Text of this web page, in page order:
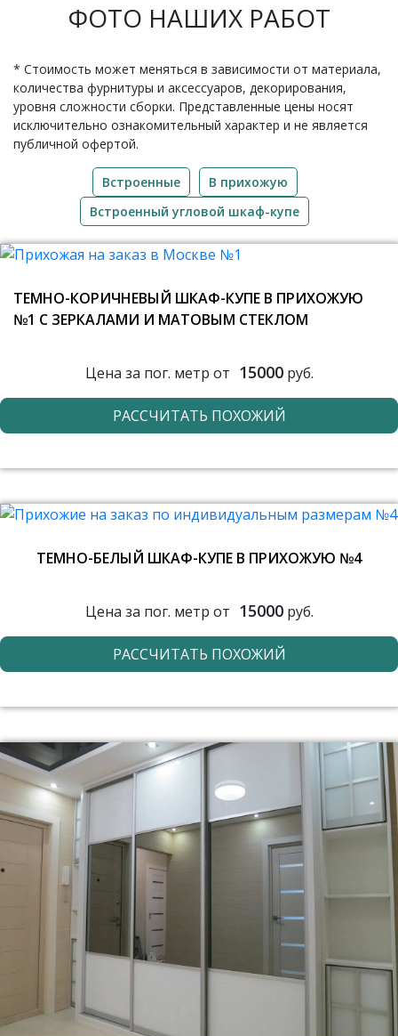
ФОТО НАШИХ РАБОТ
* Стоимость может меняться в зависимости от материала,
количества фурнитуры и аксессуаров, декорирования,
уровня сложности сборки. Представленные цены носят
исключительно ознакомительный характер и не является
публичной офертой.
Встроенные
В прихожую
Встроенный угловой шкаф-купе
ТЕМНО-КОРИЧНЕВЫЙ ШКАФ-КУПЕ В ПРИХОЖУЮ
№1 С ЗЕРКАЛАМИ И МАТОВЫМ СТЕКЛОМ
Цена за пог. метр от 15000руб.
РАССЧИТАТЬ ПОХОЖИЙ
ТЕМНО-БЕЛЫЙ ШКАФ-КУПЕ В ПРИХОЖУЮ №4
Цена за пог. метр от 15000руб.
РАССЧИТАТЬ ПОХОЖИЙ